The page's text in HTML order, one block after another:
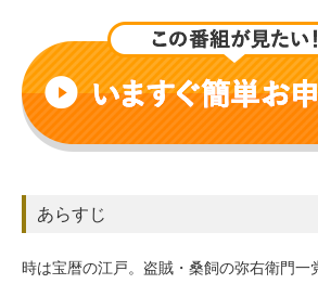
あらすじ
時は宝暦の江戸。盗賊・桑飼の弥右衛門一